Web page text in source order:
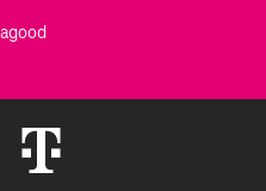
agood